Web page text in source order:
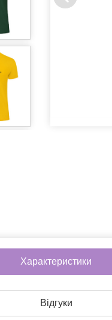
Характеристики
Відгуки